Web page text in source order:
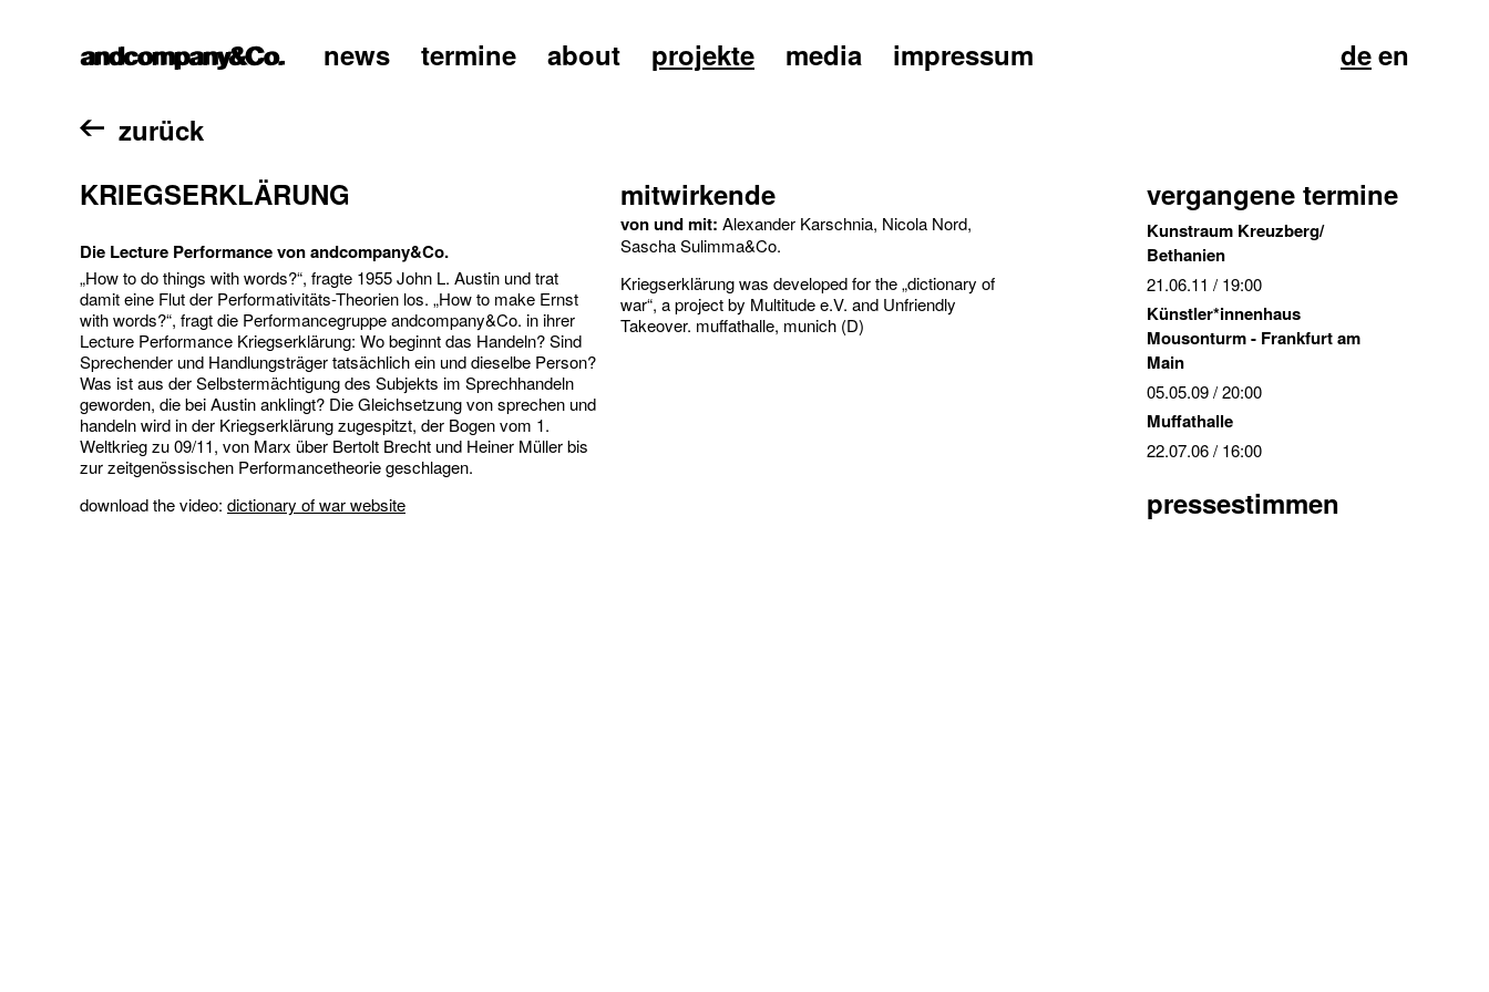
home news termine about projekte media impressum deen
zurück
KRIEGSERKLÄRUNG
Die Lecture Performance von andcompany&Co.
„How to do things with words?“, fragte 1955 John L. Austin und trat
damit eine Flut der Performativitäts-Theorien los. „How to make Ernst
with words?“, fragt die Performancegruppe andcompany&Co. in ihrer
Lecture Performance Kriegserklärung: Wo beginnt das Handeln? Sind
Sprechender und Handlungsträger tatsächlich ein und dieselbe Person?
Was ist aus der Selbstermächtigung des Subjekts im Sprechhandeln
geworden, die bei Austin anklingt? Die Gleichsetzung von sprechen und
handeln wird in der Kriegserklärung zugespitzt, der Bogen vom 1.
Weltkrieg zu 09/11, von Marx über Bertolt Brecht und Heiner Müller bis
zur zeitgenössischen Performancetheorie geschlagen.
download the video: dictionary of war website
vergangene termine
Kunstraum Kreuzberg/
Bethanien
21.06.11 / 19:00
Künstler*innenhaus
Mousonturm - Frankfurt am
Main
05.05.09/ 20:00
Muffathalle
22.07.06/ 16:00
pressestimmen
mitwirkende
von und mit: Alexander Karschnia, Nicola Nord,
Sascha Sulimma&Co.
Kriegserklärung was developed for the „dictionary of
war“, a project by Multitude e.V. and Unfriendly
Takeover. muffathalle, munich (D)